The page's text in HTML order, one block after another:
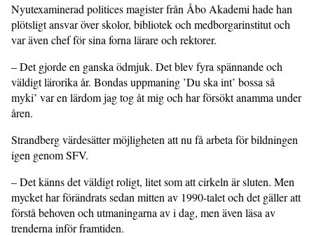
Nyutexaminerad politices magister från Åbo Akademi hade han
plötsligt ansvar över skolor, bibliotek och medborgarinstitut och
var även chef för sina forna lärare och rektorer.
– Det gjorde en ganska ödmjuk. Det blev fyra spännande och
väldigt lärorika år. Bondas uppmaning ’Du ska int’ bossa så
myki’ var en lärdom jag tog åt mig och har försökt anamma under
åren.
Strandberg värdesätter möjligheten att nu få arbeta för bildningen
igen genom SFV.
– Det känns det väldigt roligt, litet som att cirkeln är sluten. Men
mycket har förändrats sedan mitten av 1990-talet och det gäller att
förstå behoven och utmaningarna av i dag, men även läsa av
trenderna inför framtiden.